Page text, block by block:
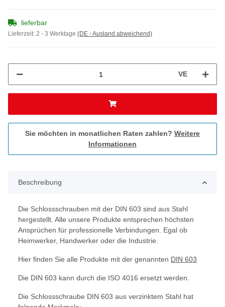
lieferbar
Lieferzeit: 2 - 3 Werktage (DE - Ausland abweichend)
VE
Sie möchten in monatlichen Raten zahlen? Weitere
Informationen
Beschreibung
Die Schlossschrauben mit der DIN 603 sind aus Stahl
hergestellt. Alle unsere Produkte entsprechen höchsten
Ansprüchen für professionelle Verbindungen. Egal ob
Heimwerker, Handwerker oder die Industrie.
Hier finden Sie alle Produkte mit der genannten DIN 603
Die DIN 603 kann durch die ISO 4016 ersetzt werden.
Die Schlossschraube DIN 603 aus verzinktem Stahl hat